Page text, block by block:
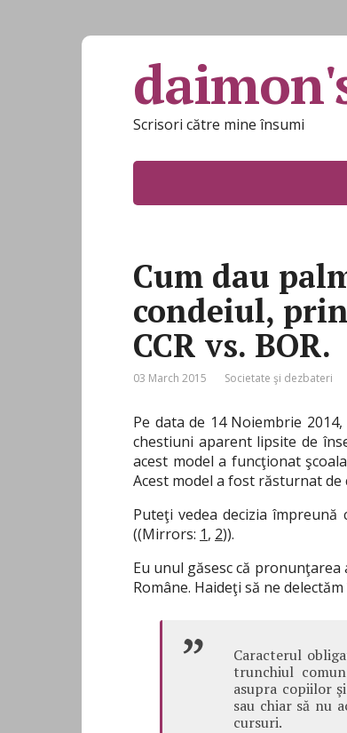
Scrisori către mine însumi
Cum dau
condeiul,
CCR vs. BOR.
03 March 2015 Societate şi dezbateri
Pe data de 14 Noiembrie
chestiuni aparent lipsite de
acest model a funcţionat
Acest model a fost răsturnat de
Puteţi vedea decizia
((Mirrors: 1, 2)).
Eu unul găsesc că
Române. Haideţi să ne
Caracterul
trunchiul
asupra copiilor
sau chiar să nu
cursuri.